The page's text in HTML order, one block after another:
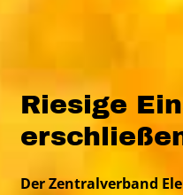
Riesige
Der Zentralverband